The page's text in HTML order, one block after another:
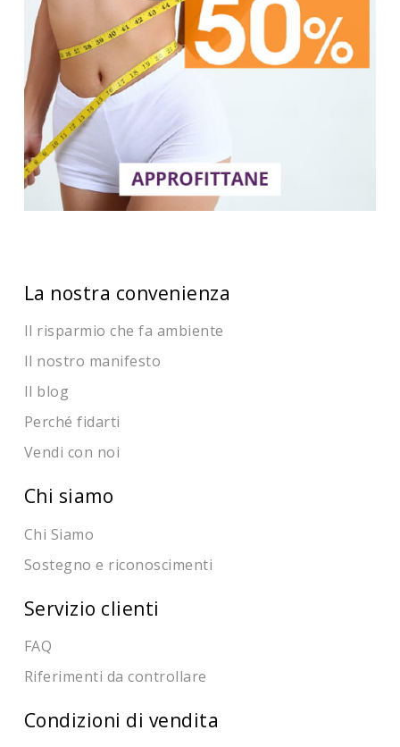
La nostra convenienza
Il risparmio che fa ambiente
Il nostro manifesto
Il blog
Perché fidarti
Vendi con noi
Chi siamo
Chi Siamo
Sostegno e riconoscimenti
Servizio clienti
FAQ
Riferimenti da controllare
Condizioni di vendita